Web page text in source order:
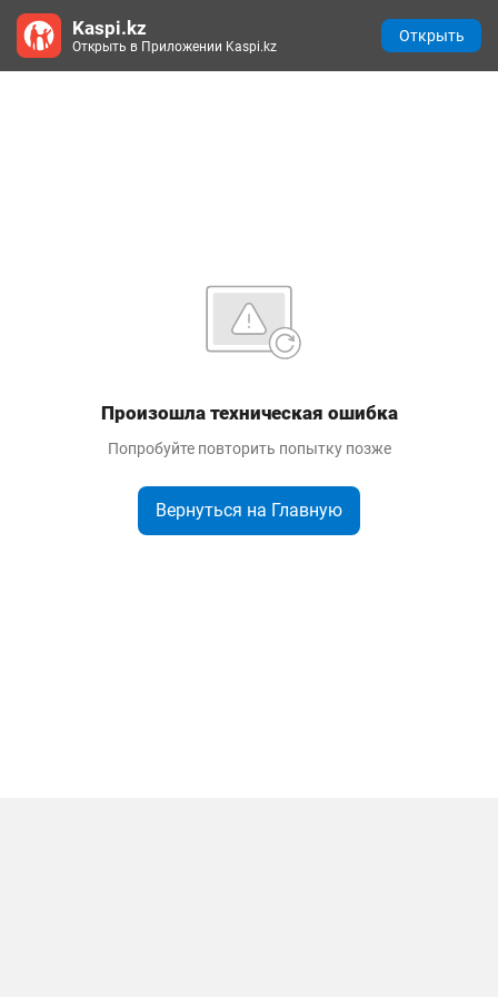
Произошла техническая ошибка
Попробуйте повторить попытку позже
Вернуться на Главную
Kaspi.kz
Открыть в Приложении Kaspi.kz
Открыть